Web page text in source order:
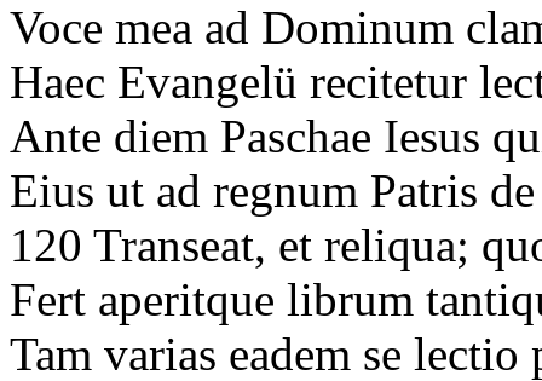
Voce mea ad Dominum
Haec Evangelü recitetur
Ante diem Paschae Iesus
Eius ut ad regnum Patris
120 Transeat, et reliqua;
Fert aperitque librum
Tam varias eadem se